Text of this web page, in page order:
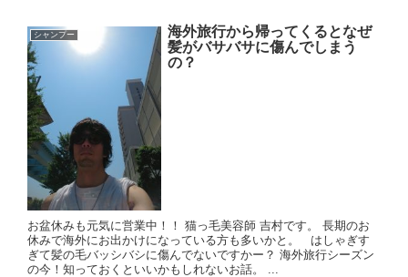
シャンプー
海外旅行から帰ってくるとなぜ
髪がバサバサに傷んでしまう
の？
お盆休みも元気に営業中！！ 猫っ毛美容師 吉村です。 長期のお
休みで海外にお出かけになっている方も多いかと。 はしゃぎす
ぎて髪の毛バッシバシに傷んでないですかー？ 海外旅行シーズン
の今！知っておくといいかもしれないお話。 ...